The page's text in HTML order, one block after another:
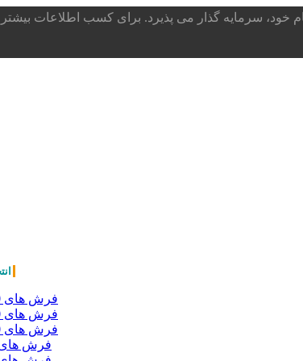
گذار می پذیرد. برای کسب اطلاعات بیشتر تماس
فرش های 1500 شانه
فرش های 1200 شانه
فرش های 1000 شانه
فرش های 500